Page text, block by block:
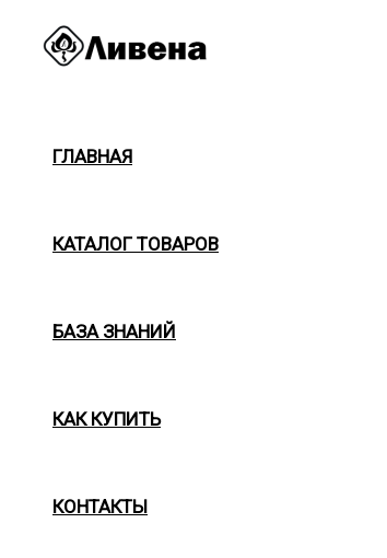
Перейти
ГЛАВНАЯ
КАТАЛОГ ТОВАРОВ
БАЗА ЗНАНИЙ
КАК КУПИТЬ
КОНТАКТЫ